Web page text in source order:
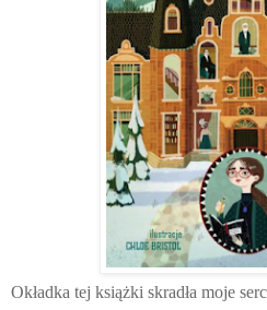
Okładka tej książki skradła moje